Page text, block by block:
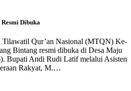
Dibuka
Tilawatil Qur’an Nasional (MTQN) Ke-
Bintang resmi dibuka di Desa Maju
Bupati Andi Rudi Latif melalui Asisten
Rakyat, M.…